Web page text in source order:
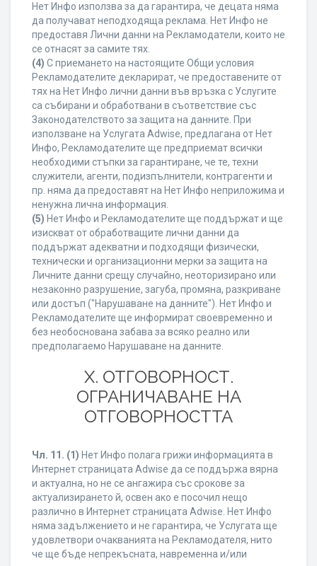
Нет Инфо използва за да гарантира, че децата няма
да получават неподходяща реклама. Нет Инфо не
предоставя Лични данни на Рекламодатели, които не
се отнасят за самите тях.
(4) С приемането на настоящите Общи условия
Рекламодателите декларират, че предоставените от
тях на Нет Инфо лични данни във връзка с Услугите
са събирани и обработвани в съответствие със
Законодателството за защита на данните. При
използване на Услугата Adwise, предлагана от Нет
Инфо, Рекламодателите ще предприемат всички
необходими стъпки за гарантиране, че те, техни
служители, агенти, подизпълнители, контрагенти и
пр. няма да предоставят на Нет Инфо неприложима и
ненужна лична информация.
(5) Нет Инфо и Рекламодателите ще поддържат и ще
изискват от обработващите лични данни да
поддържат адекватни и подходящи физически,
технически и организационни мерки за защита на
Личните данни срещу случайно, неоторизирано или
незаконно разрушение, загуба, промяна, разкриване
или достъп ("Нарушаване на данните"). Нет Инфо и
Рекламодателите ще информират своевременно и
без необоснована забава за всяко реално или
предполагаемо Нарушаване на данните.
X. ОТГОВОРНОСТ.
ОГРАНИЧАВАНЕ НА
ОТГОВОРНОСТТА
Чл. 11. (1) Нет Инфо полага грижи информацията в
Интернет страницата Adwise да се поддържа вярна
и актуална, но не се ангажира със срокове за
актуализирането й, освен ако е посочил нещо
различно в Интернет страницата Adwise. Нет Инфо
няма задължението и не гарантира, че Услугата ще
удовлетвори очакванията на Рекламодателя, нито
че ще бъде непрекъсната, навременна и/или